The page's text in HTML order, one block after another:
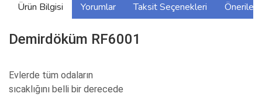
Ürün Bilgisi Yorumlar Taksit Seçenekleri
Demirdöküm RF6001
Evlerde tüm odaların
sıcaklığını belli bir derecede